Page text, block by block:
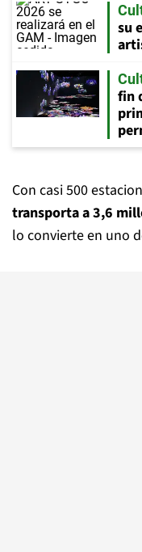
su
fin
Con casi 500
transporta a 3,6
lo convierte en uno